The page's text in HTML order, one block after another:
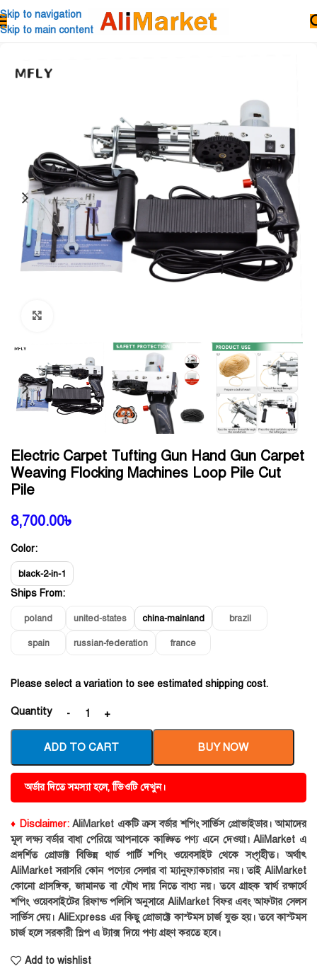
Skip to navigation
Skip to main content
Electric Carpet Tufting Gun Hand Gun Carpet
Weaving Flocking Machines Loop Pile Cut
Pile
8,700.00৳
Color:
black-2-in-1
Ships From:
poland united-states china-mainland brazil
spain russian-federation france
Please select a variation to see estimated shipping cost.
Quantity
ADD TO CART BUY NOW
অর্ডার দিতে সমস্যা হলে, ভিিওটি দেখুন।
♦ Disclaimer:AliMarket একটি ক্রস বর্ডার শপিং সার্ভিস প্রোভাইডার। আমাদের
মূল লক্ষ্য বর্ডার বাধা পেরিয়ে আপনাকে কাঙ্ক্ষিত পণ্য এনে দেওয়া। AliMarket এ
প্রদর্শিত প্রোডাক্ট বিভিন্ন থার্ড পার্টি শপিং ওয়েবসাইট থেকে সংগৃহীত। অর্থাৎ
AliMarket সরাসরি কোন পণ্যের সেলার বা ম্যানুফ্যাকচারার নয়। তাই AliMarket
কোনো প্রাসঙ্গিক, জামানত বা যৌথ দায় নিতে বাধ্য নয়। তবে গ্রাহক স্বার্থ রক্ষার্থে
শপিং ওয়েবসাইটের রিফান্ড পলিসি অনুসারে AliMarket বিফর এবং আফটার সেলস
সার্ভিস দেয়। AliExpress এর কিছু প্রোডাক্টে কাস্টমস চার্জ যুক্ত হয়। তবে কাস্টমস
চার্জ হলে সরকারী স্লিপ এ ট্যাক্স দিয়ে পণ্য গ্রহণ করতে হবে।
Add to wishlist